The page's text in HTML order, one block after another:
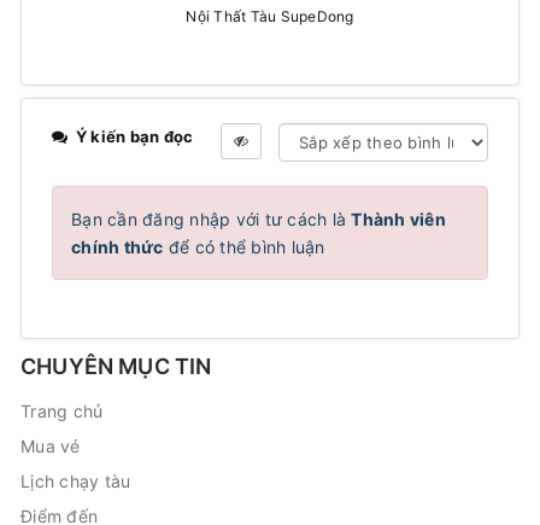
Nội Thất Tàu SupeDong
Ý kiến bạn đọc
Bạn cần đăng nhập với tư cách làThành viên
chính thức để có thể bình luận
CHUYÊN MỤC TIN
Trang chủ
Mua vé
Lịch chạy tàu
Điểm đến